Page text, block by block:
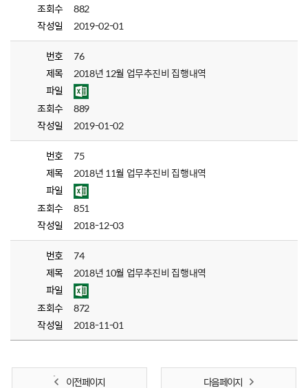
조회수
882
작성일
2019-02-01
번호
76
제목
2018년 12월 업무추진비 집행내역
파일
조회수
889
작성일
2019-01-02
번호
75
제목
2018년 11월 업무추진비 집행내역
파일
조회수
851
작성일
2018-12-03
번호
74
제목
2018년 10월 업무추진비 집행내역
파일
조회수
872
작성일
2018-11-01
이전 페이지 다음 페이지